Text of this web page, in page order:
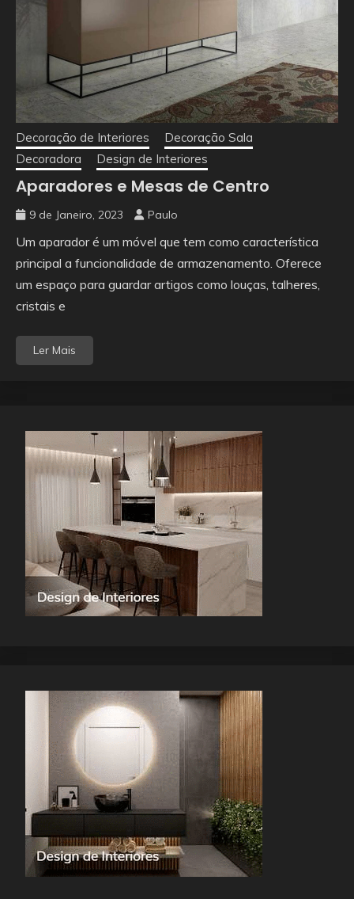
Decoração de Interiores
Decoração Sala
Decoradora
Design de Interiores
Aparadores e Mesas de Centro
9 de Janeiro, 2023 Paulo
Um aparador é um móvel que tem como característica
principal a funcionalidade de armazenamento. Oferece
um espaço para guardar artigos como louças, talheres,
cristais e
Ler Mais